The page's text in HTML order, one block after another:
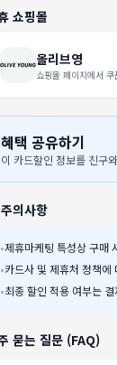
쇼핑몰
올리브영
쇼핑몰 페이지에서
혜택 공유하기
이 카드할인 정보를 친구
의사항
•제휴마케팅 특성상 구매
•카드사 및 제휴처 정책에
•최종 할인 적용 여부는
묻는 질문 (FAQ)